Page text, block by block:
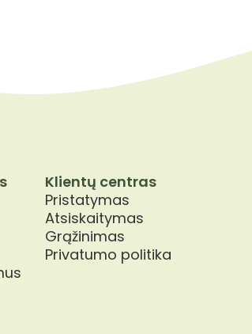
Klientų centras
Pristatymas
Atsiskaitymas
Grąžinimas
Privatumo politika